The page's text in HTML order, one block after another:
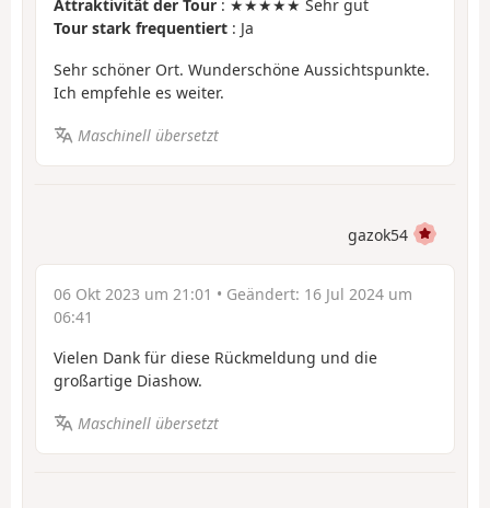
Attraktivität der Tour : ★★★★★ Sehr gut
Tour stark frequentiert : Ja
Sehr schöner Ort. Wunderschöne Aussichtspunkte.
Ich empfehle es weiter.
Maschinell übersetzt
gazok54
06 Okt 2023 um 21:01 • Geändert: 16 Jul 2024 um
06:41
Vielen Dank für diese Rückmeldung und die
großartige Diashow.
Maschinell übersetzt